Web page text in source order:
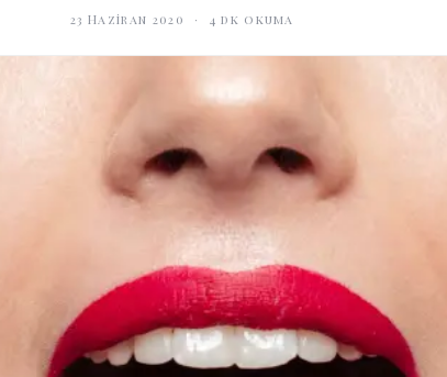
23 Haziran 2020 · 4 dk okuma